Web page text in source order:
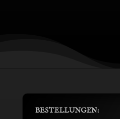
BESTELLUNGEN: